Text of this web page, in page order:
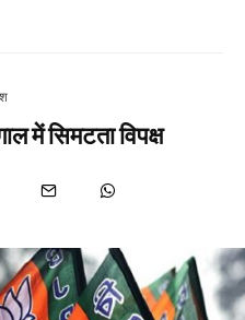
में सिमटता विपक्ष